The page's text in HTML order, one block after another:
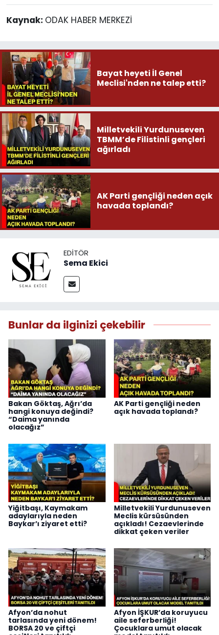
Kaynak: ODAK HABER MERKEZİ
Bayat heyeti İl Genel
Meclisi'nden ne talep etti?
Milletvekili Yurdunuseven
TBMM’de Filistinli gençleri
ağırladı
AK Parti gençliği neden açık
havada toplandı?
EDITÖR
Sema Ekici
Bunlar da ilginizi çekebilir
Bakan Göktaş, Ağrı’da
hangi konuya değindi?
“Daima yanında
olacağız”
AK Parti gençliği neden
açık havada toplandı?
Yiğitbaşı, Kaymakam
adaylarıyla neden
Baykar’ı ziyaret etti?
Milletvekili Yurdunuseven
Meclis kürsüsünden
açıkladı! Cezaevlerinde
dikkat çeken veriler
Afyon’da nohut
tarlasında yeni dönem!
BORSA 20 ve çiftçi
Afyon İŞKUR’da koruyucu
aile seferberliği!
Çocuklara umut olacak